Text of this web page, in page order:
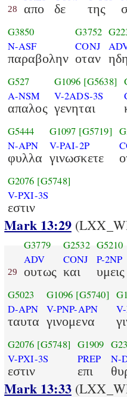
28 απο δε της
G3850
N-ASF
παραβολην
G3752
CONJ
οταν ηδη
G527
A-NSM
απαλος
G1096 [G5638]
V-2ADS-3S
γενηται
G5444
N-APN
φυλλα
G1097 [G5719]
V-PAI-2P
γινωσκετε
G2076 [G5748]
V-PXI-3S
εστιν
Mark 13:29
29
G3779
ADV
ουτως
G2532
CONJ
και
G5210
P-2NP
υμεις
G5023
D-APN
ταυτα
G1096 [G5740]
V-PNP-APN
γινομενα
G2076 [G5748]
V-PXI-3S
εστιν
G1909
PREP
επι
N-
Mark 13:33